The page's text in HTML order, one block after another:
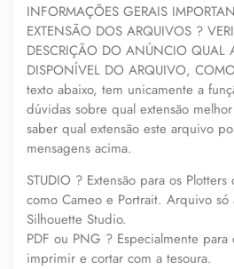
INFORMAÇÕES GERAIS
EXTENSÃO DOS ARQUIVOS ?
DESCRIÇÃO DO ANÚNCIO QUAL
DISPONÍVEL DO ARQUIVO,
texto abaixo, tem unicamente a
dúvidas sobre qual extensão
saber qual extensão este arquivo
mensagens acima.
STUDIO ? Extensão para os
como Cameo e Portrait. Arquivo só
Silhouette Studio.
PDF ou PNG ? Especialmente para
imprimir e cortar com a tesoura.